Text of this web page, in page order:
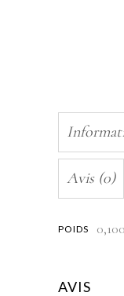
-
15ML
quantity
Avis (0)
POIDS
AVIS